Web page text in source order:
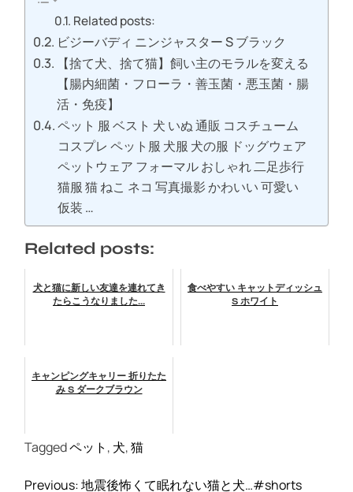
Related posts:
ビジーバディ ニンジャスター S ブラック
【捨て犬、捨て猫】飼い主のモラルを変える
【腸内細菌・フローラ・善玉菌・悪玉菌・腸
活・免疫】
ペット 服 ベスト 犬 いぬ 通販 コスチューム
コスプレ ペット服 犬服 犬の服 ドッグウェア
ペットウェア フォーマル おしゃれ 二足歩行
猫服 猫 ねこ ネコ 写真撮影 かわいい 可愛い
仮装 …
Related posts:
犬と猫に新しい友達を連れてき
たらこうなりました...
食べやすい キャットディッシュ
S ホワイト
キャンピングキャリー 折りたた
み S ダークブラウン
Taggedペット , 犬,猫
投
Previous:地震後怖くて眠れない猫と犬…#shorts